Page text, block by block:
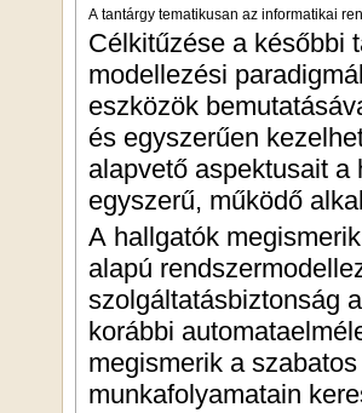
A tantárgy tematikusan az informatikai
Célkitűzése a későbbi
modellezési
eszközök
és egyszerűen
alapvető aspektusait
egyszerű, működő
A hallgatók
alapú
szolgáltatásbiztonság
korábbi
megismerik a
munkafolyamatain